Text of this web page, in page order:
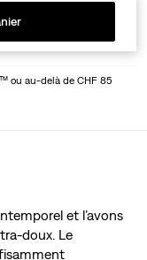
ou au-delà de CHF 85
et l’avons
doux. Le